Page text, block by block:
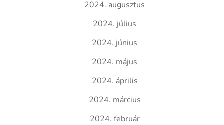
2024. augusztus
2024. július
2024. június
2024. május
2024. április
2024. március
2024. február